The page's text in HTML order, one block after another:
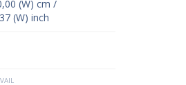
(W) cm /
(W) inch